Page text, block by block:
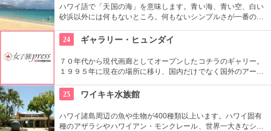
ハワイ語で「天国の海」を意味します。青い海、青い空、白い
砂浜以外には何もないところ。何もないシンプルさが一番の売
しまうような穴場です。住宅地から海へ抜ける小道も風情あり
ます。
24 ギャラリー・ヒュンダイ
７０年代から現代画廊としてオープンしたコチラのギャリー。
１９９５年に現在の場所に移り、国内だけでなく国外のアーテ
示できるスペースを設け、モダン美術の流れを感じる事が出来
る、国内最高のギャラリーとしての評価も。
25 ワイキキ水族館
ハワイ諸島周辺の魚や生物が400種類以上います。ハワイ固有
種のアザラシやハワイアン・モンクレール、世界一大きなシャ